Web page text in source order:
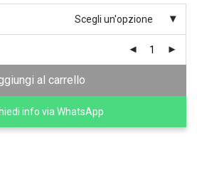
Scegli un'opzione
al carrello
info via WhatsApp